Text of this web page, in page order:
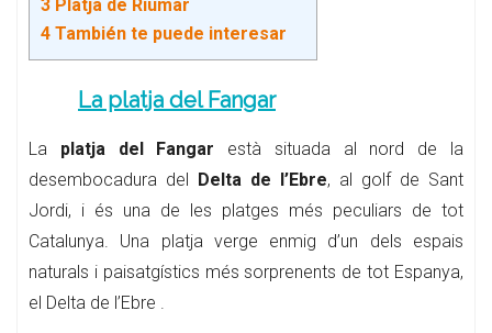
3 Platja de Riumar
4 También te puede interesar
La platja del Fangar
La platja del Fangar està situada al nord de la
desembocadura del Delta de l’Ebre, al golf de Sant
Jordi, i és una de les platges més peculiars de tot
Catalunya. Una platja verge enmig d’un dels espais
naturals i paisatgístics més sorprenents de tot Espanya,
el Delta de l’Ebre .